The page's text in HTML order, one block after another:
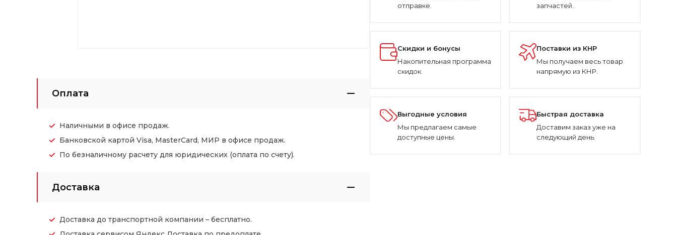
Оплата
Наличными в офисе продаж.
Банковской картой Visa, MasterCard, МИР в офисе продаж.
По безналичному расчету для юридических (оплата по счету).
Доставка
Доставка до транспортной компании – бесплатно.
отправке.
запчастей.
Скидки и бонусы
Накопительная программа
скидок.
Поставки из КНР
Мы получаем весь товар
напрямую из КНР.
Выгодные условия
Мы предлагаем самые
доступные цены.
Быстрая доставка
Доставим заказ уже на
следующий день.